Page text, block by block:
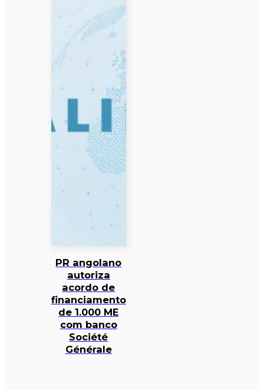
PR angolano
autoriza
acordo de
financiamento
de 1.000 ME
com banco
Société
Générale